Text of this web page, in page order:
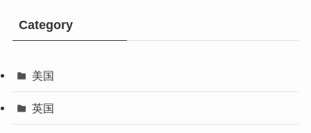
Category
美国
英国